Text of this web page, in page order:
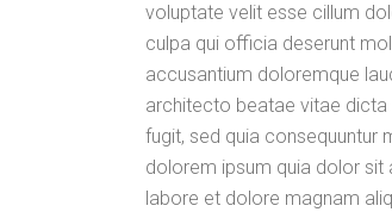
voluptate velit esse cillum
culpa qui officia deserunt
accusantium doloremque
architecto beatae vitae
fugit, sed quia consequuntur
dolorem ipsum quia dolor sit
labore et dolore magnam